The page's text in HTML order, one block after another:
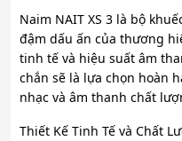
Naim NAIT XS 3 là bộ
đậm dấu ấn của thương
tinh tế và hiệu suất âm
chắn sẽ là lựa chọn hoàn
nhạc và âm thanh chất
Thiết Kế Tinh Tế và Chất